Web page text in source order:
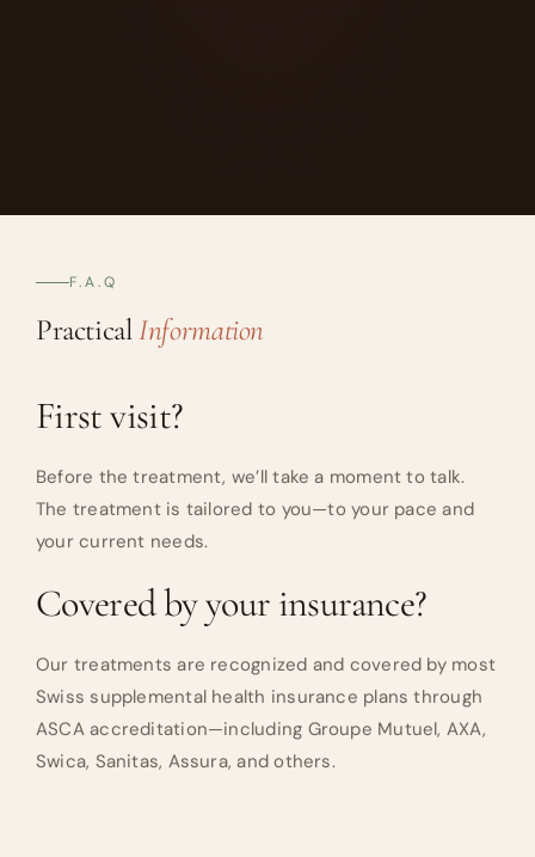
F.A.Q
PracticalInformation
First visit?
Before the treatment, we’ll take a moment to talk.
The treatment is tailored to you—to your pace and
your current needs.
Covered by your insurance?
Our treatments are recognized and covered by most
Swiss supplemental health insurance plans through
ASCA accreditation—including Groupe Mutuel, AXA,
Swica, Sanitas, Assura, and others.